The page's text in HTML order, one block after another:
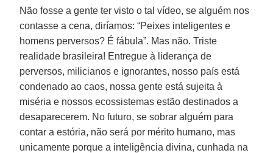
Não fosse a gente ter visto o tal vídeo, se alguém nos
contasse a cena, diríamos: “Peixes inteligentes e
homens perversos? É fábula”. Mas não. Triste
realidade brasileira! Entregue à liderança de
perversos, milicianos e ignorantes, nosso país está
condenado ao caos, nossa gente está sujeita à
miséria e nossos ecossistemas estão destinados a
desaparecerem. No futuro, se sobrar alguém para
contar a estória, não será por mérito humano, mas
unicamente porque a inteligência divina, cunhada na